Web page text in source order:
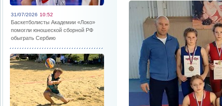
31/07/2026 10:52
Баскетболисты Академии «Локо»
помогли юношеской сборной РФ
обыграть Сербию